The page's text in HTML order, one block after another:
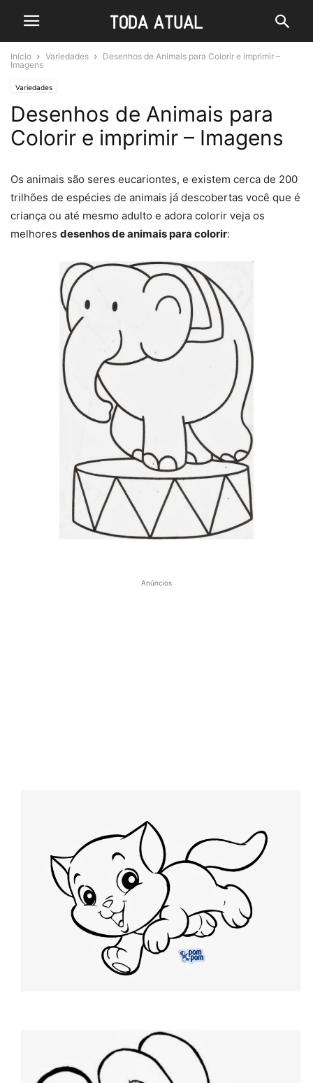
Início Variedades
Desenhos de Animais para Colorir e imprimir –
Imagens
Variedades
Desenhos de Animais para
Colorir e imprimir – Imagens
Os animais são seres eucariontes, e existem cerca de 200
trilhões de espécies de animais já descobertas você que é
criança ou até mesmo adulto e adora colorir veja os
melhores desenhos de animais para colorir:
Anúncios